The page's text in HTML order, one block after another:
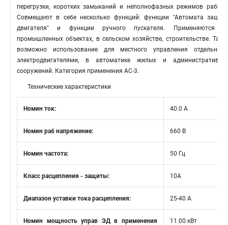
перегрузки, коротких замыканий и неполнофазных режимов
Совмещают в себе несколько функций: функции "Автомата
двигателя" и функции ручного пускателя. Применяются
промышленных объектах, в сельском хозяйстве, строительстве.
возможно использование для местного управления
электродвигателями, в автоматике жилых и
сооружений. Категория применения АС-3.
Технические характеристики
Номин ток: 40.0 А
Номин раб напряжение: 660 В
Номин частота: 50 Гц
Класс расцепления - защиты: 10А
Диапазон уставки тока расцепления: 25-40 А
Номин мощность управ ЭД в применения
11.00 кВт